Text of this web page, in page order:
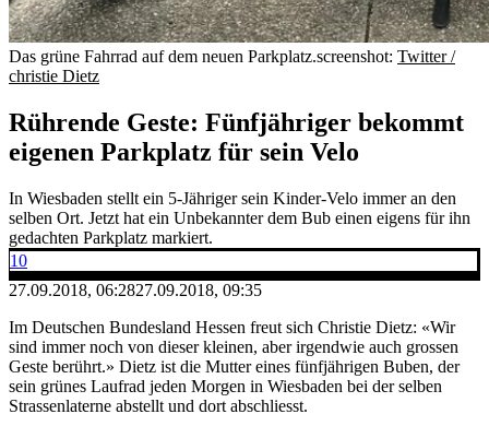
Das grüne Fahrrad auf dem neuen Parkplatz.screenshot: Twitter /
christie Dietz
Rührende Geste: Fünfjähriger bekommt
eigenen Parkplatz für sein Velo
In Wiesbaden stellt ein 5-Jähriger sein Kinder-Velo immer an den
selben Ort. Jetzt hat ein Unbekannter dem Bub einen eigens für ihn
gedachten Parkplatz markiert.
10
27.09.2018, 06:2827.09.2018, 09:35
Im Deutschen Bundesland Hessen freut sich Christie Dietz: «Wir
sind immer noch von dieser kleinen, aber irgendwie auch grossen
Geste berührt.» Dietz ist die Mutter eines fünfjährigen Buben, der
sein grünes Laufrad jeden Morgen in Wiesbaden bei der selben
Strassenlaterne abstellt und dort abschliesst.